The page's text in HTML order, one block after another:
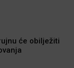
će obilježiti